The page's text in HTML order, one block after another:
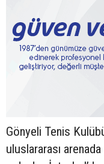
Gönyeli Tenis
uluslararası